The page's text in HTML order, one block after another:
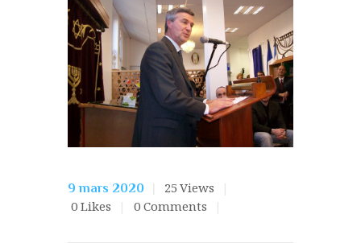
9 mars 2020 25 Views
0 Likes 0 Comments